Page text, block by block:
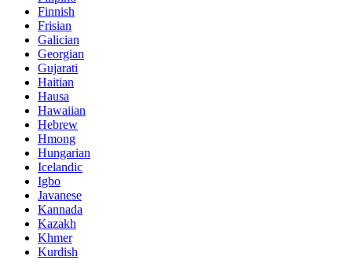
Finnish
Frisian
Galician
Georgian
Gujarati
Haitian
Hausa
Hawaiian
Hebrew
Hmong
Hungarian
Icelandic
Igbo
Javanese
Kannada
Kazakh
Khmer
Kurdish